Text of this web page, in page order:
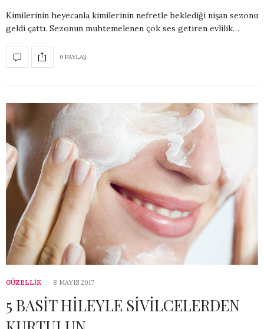
Kimilerinin heyecanla kimilerinin nefretle beklediği nişan sezonu
geldi çattı. Sezonun muhtemelenen çok ses getiren evlilik…
0 PAYLAŞ
GÜZELLİK 8 MAYIS 2017
5 BASİT HİLEYLE SİVİLCELERDEN